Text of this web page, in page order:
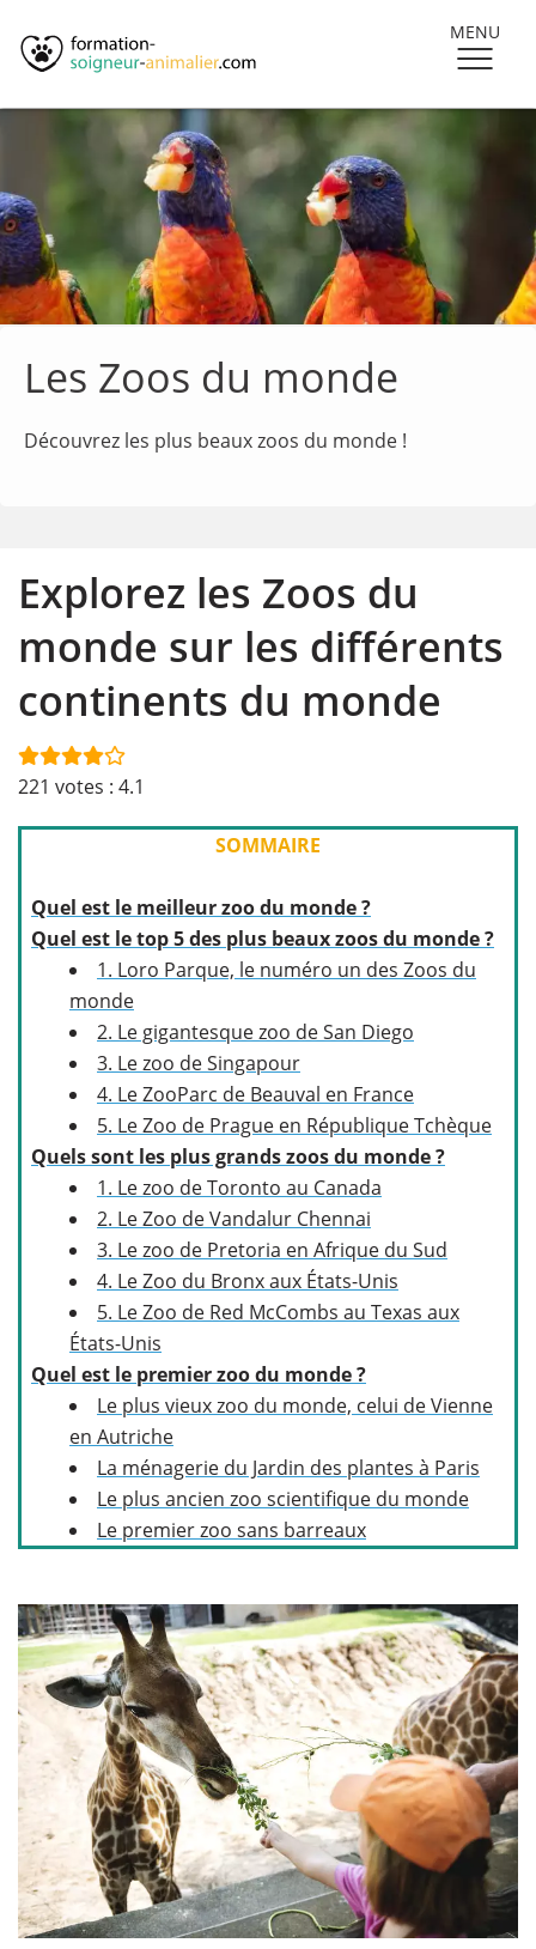
MENU
Les Zoos du monde
Découvrez les plus beaux zoos du monde !
Explorez les Zoos du
monde sur les différents
continents du monde
221 votes : 4.1
SOMMAIRE
Quel est le meilleur zoo du monde ?
Quel est le top 5 des plus beaux zoos du monde ?
1. Loro Parque, le numéro un des Zoos du
monde
2. Le gigantesque zoo de San Diego
3. Le zoo de Singapour
4. Le ZooParc de Beauval en France
5. Le Zoo de Prague en République Tchèque
Quels sont les plus grands zoos du monde ?
1. Le zoo de Toronto au Canada
2. Le Zoo de Vandalur Chennai
3. Le zoo de Pretoria en Afrique du Sud
4. Le Zoo du Bronx aux États-Unis
5. Le Zoo de Red McCombs au Texas aux
États-Unis
Quel est le premier zoo du monde ?
Le plus vieux zoo du monde, celui de Vienne
en Autriche
La ménagerie du Jardin des plantes à Paris
Le plus ancien zoo scientifique du monde
Le premier zoo sans barreaux